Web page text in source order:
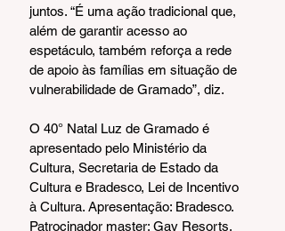
juntos. “É uma ação tradicional que,
além de garantir acesso ao
espetáculo, também reforça a rede
de apoio às famílias em situação de
vulnerabilidade de Gramado”, diz.
O 40° Natal Luz de Gramado é
apresentado pelo Ministério da
Cultura, Secretaria de Estado da
Cultura e Bradesco, Lei de Incentivo
à Cultura. Apresentação: Bradesco.
Patrocinador master: Gav Resorts.